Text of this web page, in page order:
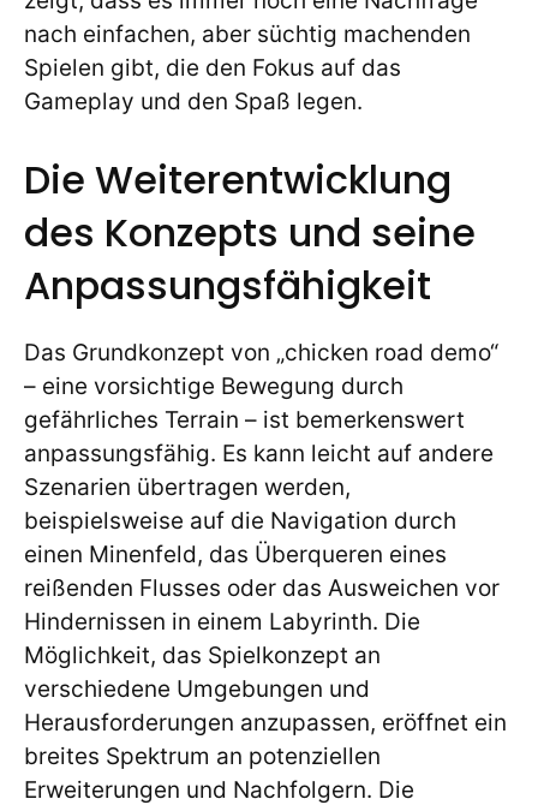
nach einfachen, aber süchtig machenden
Spielen gibt, die den Fokus auf das
Gameplay und den Spaß legen.
Die Weiterentwicklung
des Konzepts und seine
Anpassungsfähigkeit
Das Grundkonzept von „chicken road demo“
– eine vorsichtige Bewegung durch
gefährliches Terrain – ist bemerkenswert
anpassungsfähig. Es kann leicht auf andere
Szenarien übertragen werden,
beispielsweise auf die Navigation durch
einen Minenfeld, das Überqueren eines
reißenden Flusses oder das Ausweichen vor
Hindernissen in einem Labyrinth. Die
Möglichkeit, das Spielkonzept an
verschiedene Umgebungen und
Herausforderungen anzupassen, eröffnet ein
breites Spektrum an potenziellen
Erweiterungen und Nachfolgern. Die